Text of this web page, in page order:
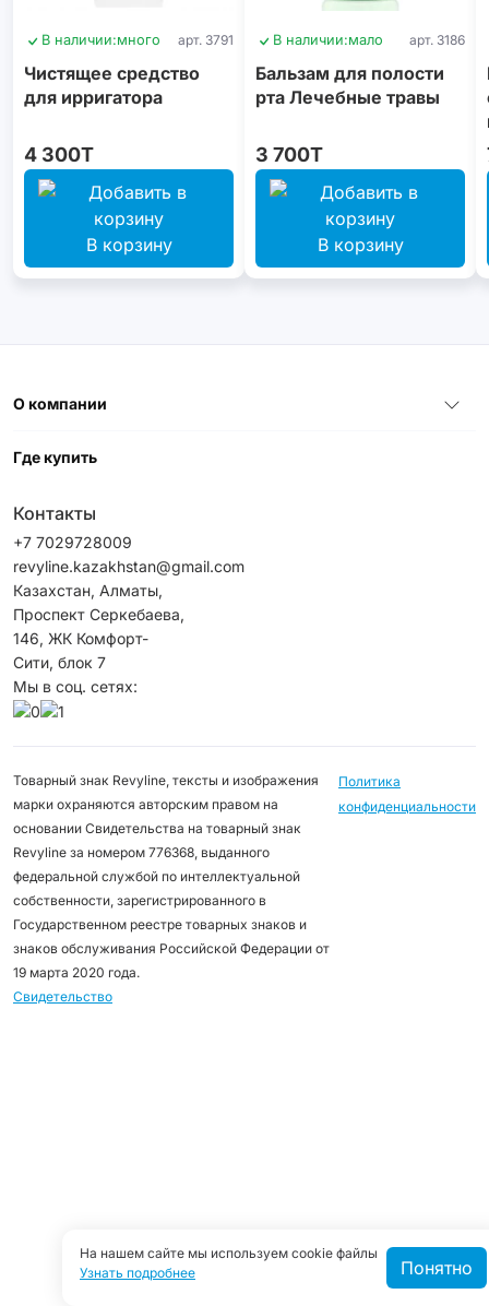
В наличии:много арт. 3791
Чистящее средство
для ирригатора
4 300T
В корзину
В наличии:мало арт. 3186
Бальзам для полости
рта Лечебные травы
3 700T
В корзину
О компании
Где купить
Контакты
+7 7029728009
revyline.kazakhstan@gmail.com
Казахстан, Алматы,
Проспект Серкебаева,
146, ЖК Комфорт-
Сити, блок 7
Мы в соц. сетях:
Товарный знак Revyline, тексты и изображения
марки охраняются авторским правом на
основании Свидетельства на товарный знак
Revyline за номером 776368, выданного
федеральной службой по интеллектуальной
собственности, зарегистрированного в
Государственном реестре товарных знаков и
знаков обслуживания Российской Федерации от
19 марта 2020 года.
Свидетельство
Политика
конфиденциальности
На нашем сайте мы используем cookie файлы
Узнать подробнее
Понятно